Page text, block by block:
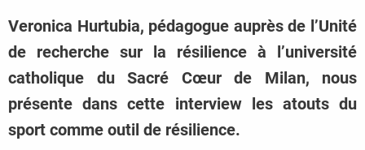
Veronica Hurtubia, pédagogue auprès de l’Unité
de recherche sur la résilience à l’université
catholique du Sacré Cœur de Milan, nous
présente dans cette interview les atouts du
sport comme outil de résilience.